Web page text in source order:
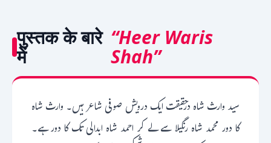
पुस्तक के बारे
में
“Heer Waris
Shah”
سید وارث شاہ درحقیقت ایک درویش صوفی شاعر ہیں۔ وارث شاہ
کا دور محمد شاہ رنگیلا سے لے کر احمد شاہ ابدالی تک کا دور ہے۔